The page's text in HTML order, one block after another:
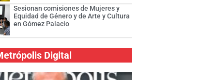
Sesionan comisiones de Mujeres y
Equidad de Género y de Arte y Cultura
en Gómez Palacio
Digital